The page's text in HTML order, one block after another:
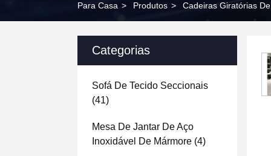
Para Casa > Produtos > Cadeiras Giratórias
Categorias
Sofá De Tecido Seccionais
(41)
Mesa De Jantar De Aço
Inoxidável De Mármore (4)